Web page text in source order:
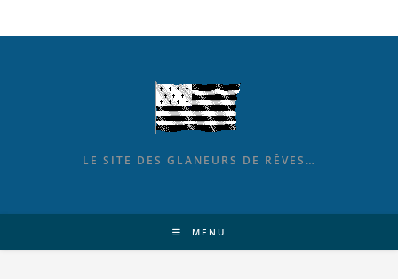
LE SITE DES GLANEURS DE RÊVES…
MENU